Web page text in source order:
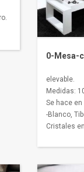
0-Mesa-
elevable.
Medidas:
Se hace
-Blanco,
Cristales